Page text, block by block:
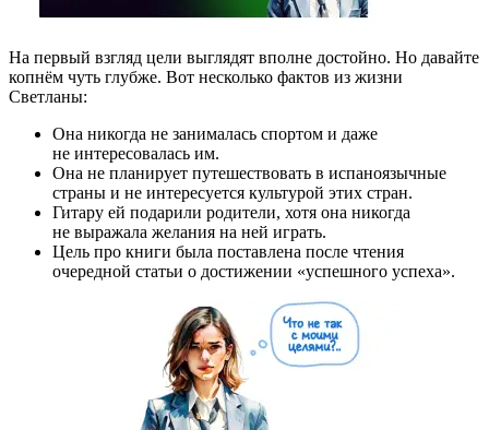
На первый взгляд цели выглядят вполне достойно. Но давайте
копнём чуть глубже. Вот несколько фактов из жизни
Светланы:
Она никогда не занималась спортом и даже
не интересовалась им.
Она не планирует путешествовать в испаноязычные
страны и не интересуется культурой этих стран.
Гитару ей подарили родители, хотя она никогда
не выражала желания на ней играть.
Цель про книги была поставлена после чтения
очередной статьи о достижении «успешного успеха».